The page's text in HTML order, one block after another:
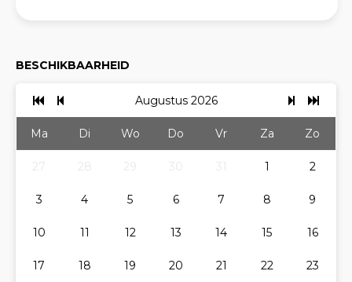
BESCHIKBAARHEID
Augustus 2026
Ma Di Wo Do Vr Za Zo
1 2
3 4 5 6 7 8 9
10 11 12 13 14 15 16
17 18 19 20 21 22 23